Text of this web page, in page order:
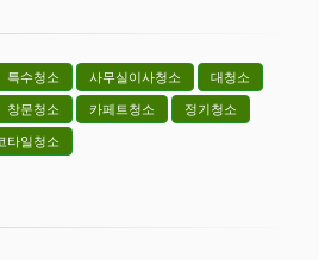
특수청소 사무실이사청소
대청소
창문청소 카페트청소
정기청소
타일청소